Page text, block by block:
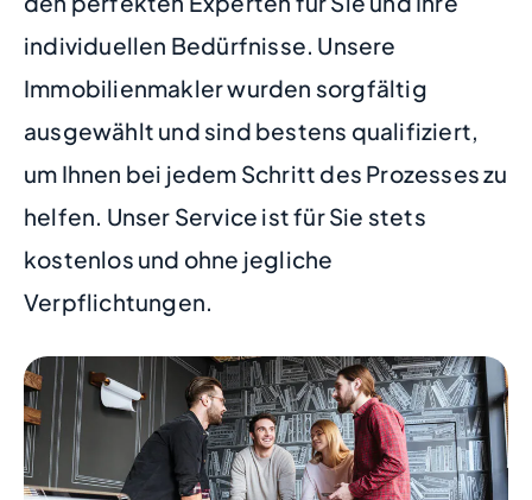
individuellen Bedürfnisse. Unsere
Immobilienmakler wurden sorgfältig
ausgewählt und sind bestens qualifiziert,
um Ihnen bei jedem Schritt des Prozesses zu
helfen. Unser Service ist für Sie stets
kostenlos und ohne jegliche
Verpflichtungen.